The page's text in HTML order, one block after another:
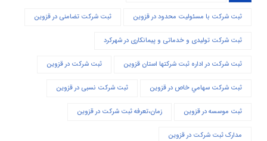
ثبت شرکت با مسئوليت محدود در قزوین ثبت شرکت تضامنی در قزوین
ثبت شرکت تولیدی و خدماتی و پیمانکاری در شهرکرد
ثبت شرکت در اداره ثبت شرکتها استان قزوین ثبت شرکت در قزوین
ثبت شرکت سهامي خاص در قزوین ثبت شرکت نسبی در قزوین
ثبت موسسه در قزوین زمان،تعرفه ثبت شرکت در قزوین
مدارک ثبت شرکت در قزوین